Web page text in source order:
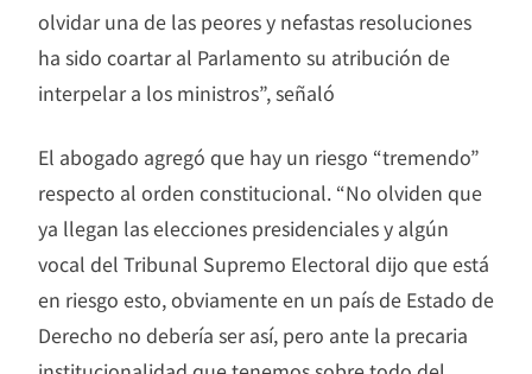
olvidar una de las peores y nefastas resoluciones
ha sido coartar al Parlamento su atribución de
interpelar a los ministros”, señaló
El abogado agregó que hay un riesgo “tremendo”
respecto al orden constitucional. “No olviden que
ya llegan las elecciones presidenciales y algún
vocal del Tribunal Supremo Electoral dijo que está
en riesgo esto, obviamente en un país de Estado de
Derecho no debería ser así, pero ante la precaria